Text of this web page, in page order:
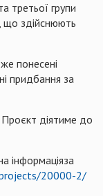
третьої групи
що здійснюють
понесені
придбання за
діятиме до
інформаціяза
20000-2/